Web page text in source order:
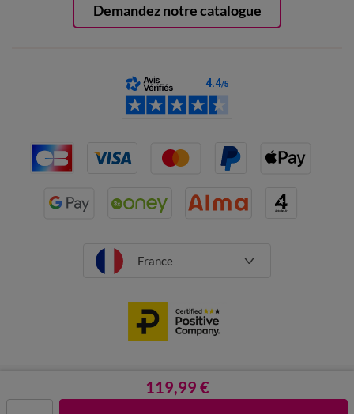
119,99 €
Demandez notre catalogue
France
Données personnelles